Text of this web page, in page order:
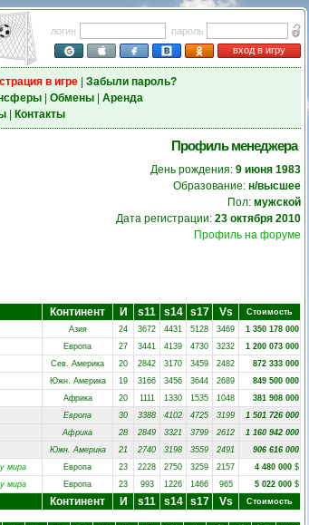
логин
пароль
вход в игру
в игре| Забыли пароль?
| Обмены| Аренда
| Контакты
Профиль менеджера
День рождения: 9 июня 1983
Образование: н/высшее
Пол: мужской
Дата регистрации: 23 октября 2010
Профиль на форуме
Континент И s11 s14 s17 Vs
Стоимость
Азия 24 3672 4431 5128 3469
1 350 178 000
Европа 27 3441 4139 4730 3232
1 200 073 000
Сев. Америка 20 2842 3170 3459 2482
872 333 000
Южн. Америка 19 3166 3456 3644 2689
849 500 000
Африка 20 1111 1330 1535 1048
381 908 000
Европа 30 3388 4102 4725 3199
1 501 726 000
Африка 28 2849 3321 3799 2612
1 160 942 000
Южн. Америка 21 2740 3198 3559 2491
906 616 000
мира Европа 23 2228 2750 3259 2157 4 480 000 $
мира Европа 23 993 1226 1466 965 5 022 000 $
Континент И s11 s14 s17 Vs Стоимость